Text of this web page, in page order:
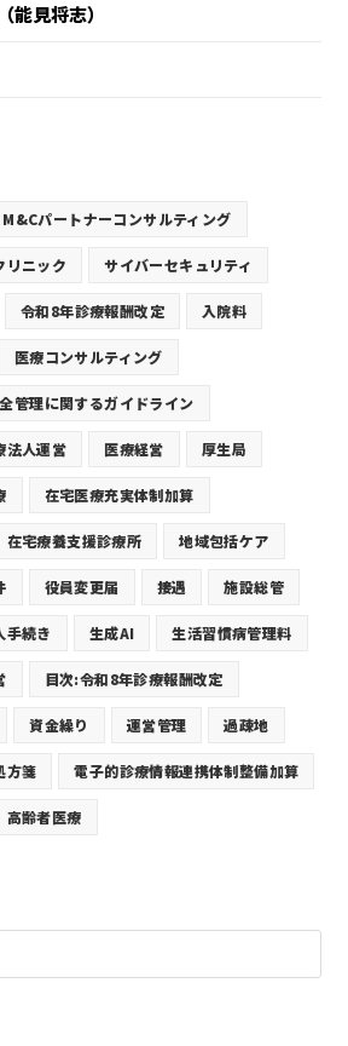
能見将志）
M&Cパートナーコンサルティング
リニック サイバーセキュリティ
令和8年診療報酬改定 入院料
医療コンサルティング
管理に関するガイドライン
法人運営 医療経営 厚生局
在宅医療充実体制加算
在宅療養支援診療所 地域包括ケア
役員変更届 接遇 施設総管
手続き 生成AI 生活習慣病管理料
目次:令和8年診療報酬改定
資金繰り 運営管理 過疎地
方箋 電子的診療情報連携体制整備加算
高齢者医療